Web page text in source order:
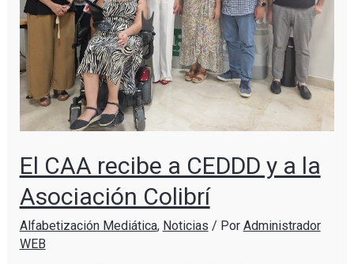
El CAA recibe a CEDDD y a la
Asociación Colibrí
Alfabetización Mediática, Noticias / Por Administrador
WEB